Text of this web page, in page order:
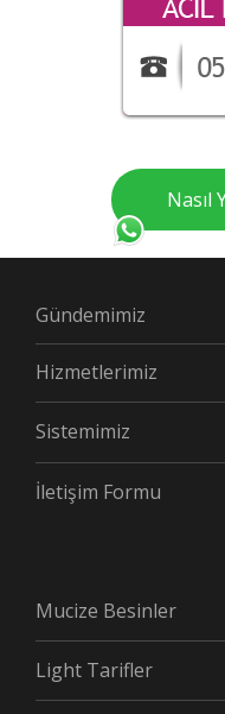
Nasıl
Gündemimiz
Hizmetlerimiz
Sistemimiz
İletişim Formu
Mucize Besinler
Light Tarifler